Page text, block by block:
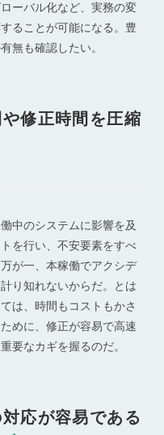
ーバル化など、実務の変
ることが可能になる。豊
無も確認したい。
修正時間を圧縮
中のシステムに影響を及
を行い、不安要素をすべ
が一、本稼働でアクシデ
り知れないからだ。とは
は、時間もコストもかさ
めに、修正が容易で高速
要なカギを握るのだ。
応が容易である